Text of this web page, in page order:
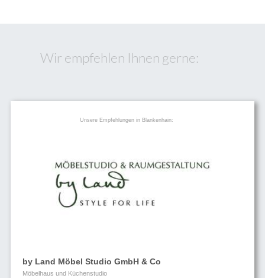
Wir empfehlen Ihnen gerne:
Unsere Empfehlungen in Blankenhain:
by Land Möbel Studio GmbH & Co
Möbelhaus und Küchenstudio